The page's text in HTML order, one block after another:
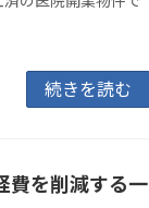
続きを読む
費を削減する一